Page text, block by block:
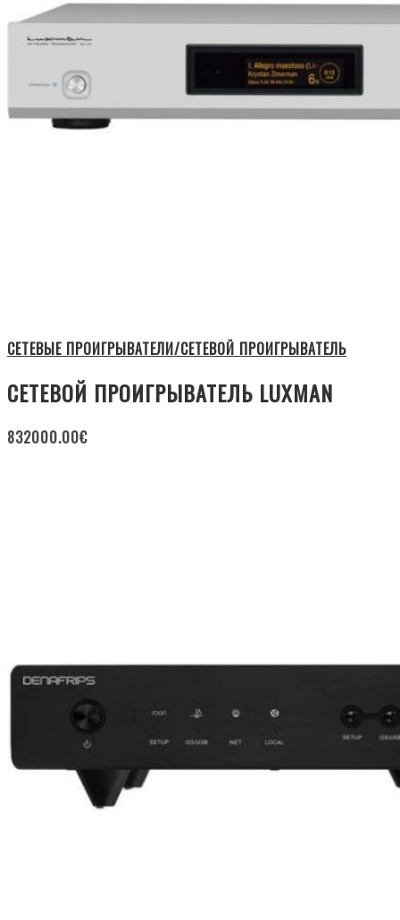
СЕТЕВЫЕ ПРОИГРЫВАТЕЛИ/СЕТЕВОЙ ПРОИГРЫВАТЕЛЬ
СЕТЕВОЙ ПРОИГРЫВАТЕЛЬ LUXMAN
832000.00€